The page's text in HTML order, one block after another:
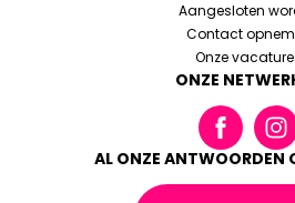
Aangesloten
Contact
Onze
ONZE
AL ONZE ANTWOORDEN